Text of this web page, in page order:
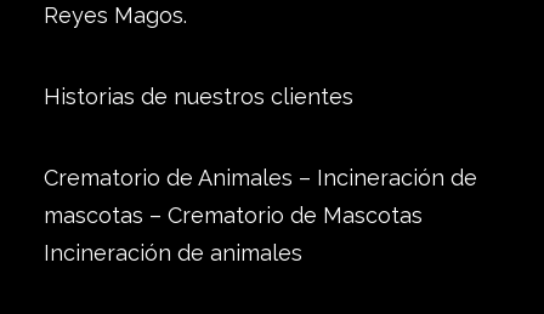
Reyes Magos.
Historias de nuestros clientes
Crematorio de Animales – Incineración de
mascotas – Crematorio de Mascotas
Incineración de animales